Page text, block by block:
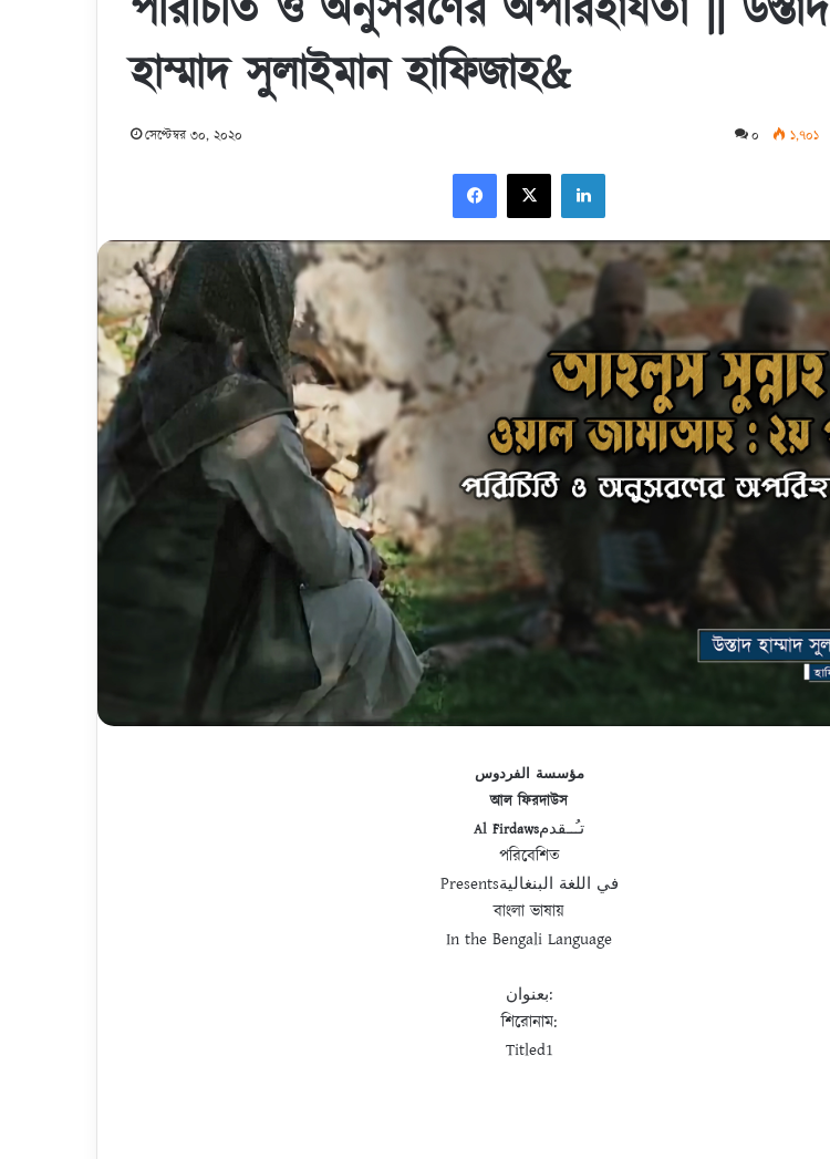
হাম্মাদ সুলাইমান হাফিজাহ&
সেপ্টেম্বর ৩০, ২০২০ ০ ১,৭০১
مؤسسة الفردوس
আল ফিরদাউস
Al Firdawsتـُــقدم
পরিবেশিত
Presentsفي اللغة البنغالية
বাংলা ভাষায়
In the Bengali Language
بعنوان:
শিরোনাম:
Titled1